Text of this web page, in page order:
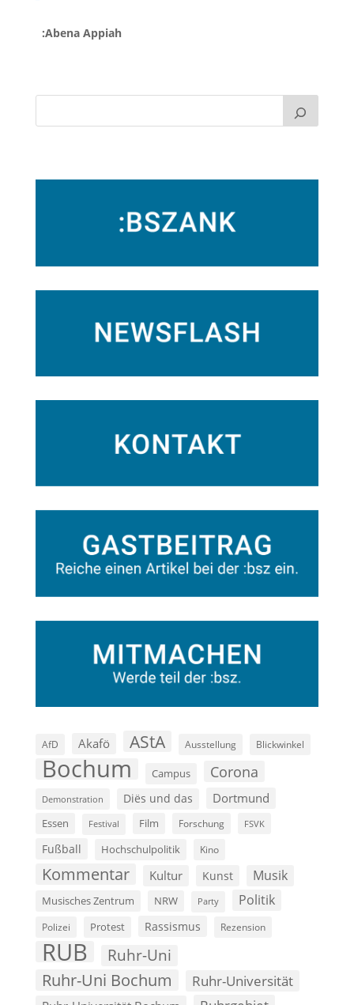
:Abena Appiah
AfD Akafö AStA Ausstellung Blickwinkel
Bochum Campus Corona
Demonstration Diës und das Dortmund
Essen Festival Film Forschung FSVK
Fußball Hochschulpolitik Kino
Kommentar Kultur Kunst Musik
Musisches Zentrum NRW Party Politik
Polizei Protest Rassismus Rezension
RUB Ruhr-Uni
Ruhr-Uni Bochum Ruhr-Universität